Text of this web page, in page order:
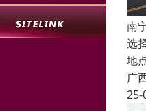
南
选
地
广
25-